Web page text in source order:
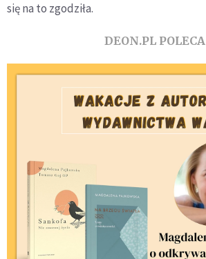
się na to zgodziła.
DEON.PL POLECA